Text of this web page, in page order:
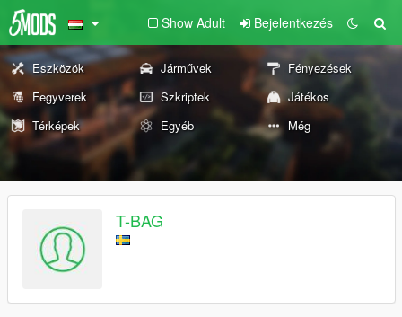
Show Adult Bejelentkezés
Eszközök Járművek
Fényezések
Fegyverek
Szkriptek
Játékos
Térképek
Egyéb Még
T-BAG